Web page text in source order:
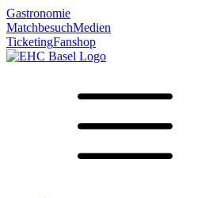
Gastronomie
MatchbesuchMedien
TicketingFanshop